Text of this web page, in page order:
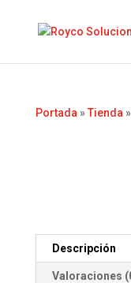
Portada » Tienda »
Descripción
Valoraciones